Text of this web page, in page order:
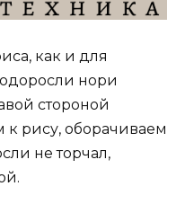
как и для
нори
стороной
рису, оборачиваем
не торчал,